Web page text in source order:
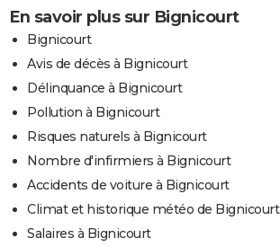
En savoir plus sur Bignicourt
Bignicourt
Avis de décès à Bignicourt
Délinquance à Bignicourt
Pollution à Bignicourt
Risques naturels à Bignicourt
Nombre d'infirmiers à Bignicourt
Accidents de voiture à Bignicourt
Climat et historique météo de Bignicourt
Salaires à Bignicourt